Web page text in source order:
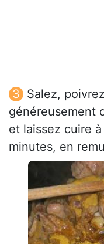
Salez,
généreusement
et laissez cuire
minutes, en